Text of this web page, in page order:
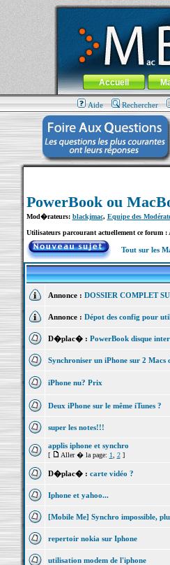
MacBook-fr.com : 100% Apple...
Aller au contenu-Aller au
Menu général
Accueil
Aide Rechercher
PowerBook ou
Mod�rateurs: blackjmac, Equipe des
Utilisateurs parcourant actuellement ce forum :
Tout sur les
Annonce : DOSSIER COMPLET
Annonce : Dépot des config pour
D�plac� : PowerBook disque
Synchroniser un iPhone sur 2 Macs
iPhone nu? Prix
Deux iPhone sur le même iTunes ?
super les notes!!!
applis iphone et synchro
[ Aller � la page: 1 2]
D�plac� : carte vidéo ?
Iphone et yahoo...
[Mobile Me] Synchro impossible,
repertoir nokia sur Iphone
utilisation modem de l'iphone